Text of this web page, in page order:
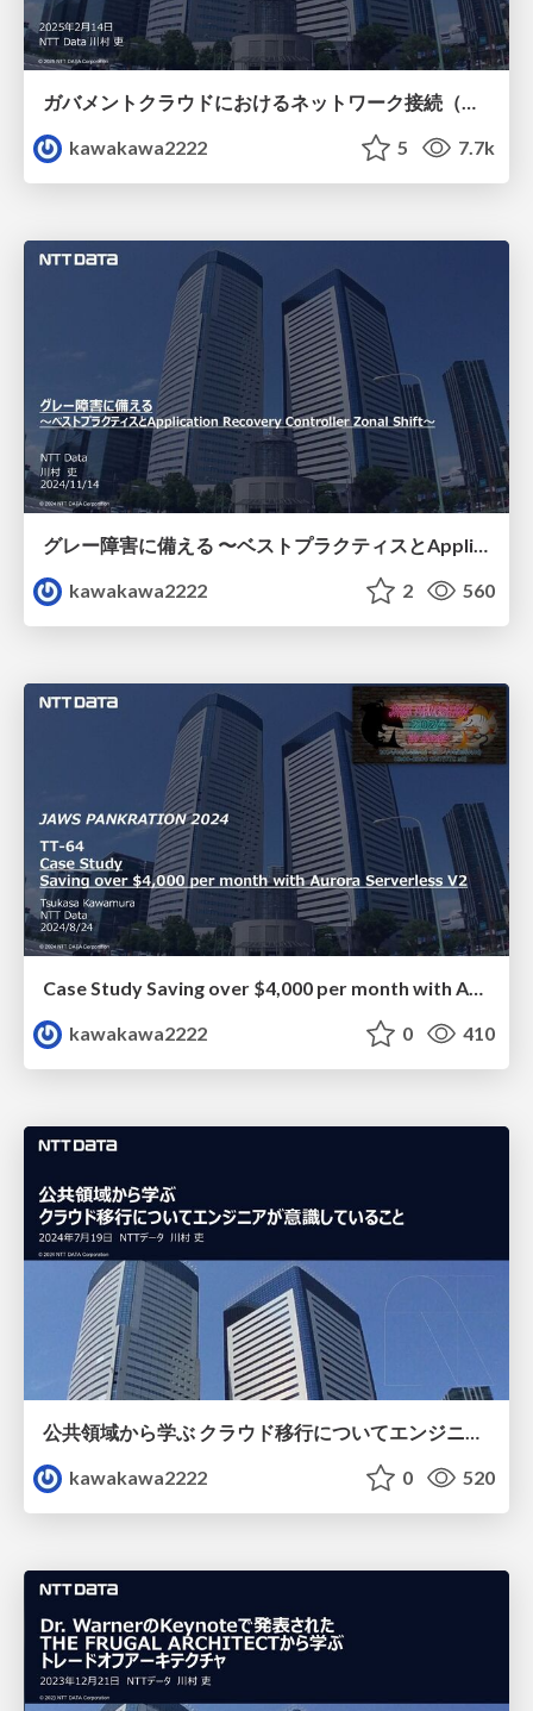
kawakawa2222
5 7.7k
グレー障害に備える 〜ベストプラクティスとApplication Recovery Controller Zonal Shift〜
kawakawa2222
2 560
Case Study Saving over $4,000 per month with Aurora Serverless V2
kawakawa2222
0 410
公共領域から学ぶ クラウド移行についてエンジニアが意識していること
kawakawa2222
0 520